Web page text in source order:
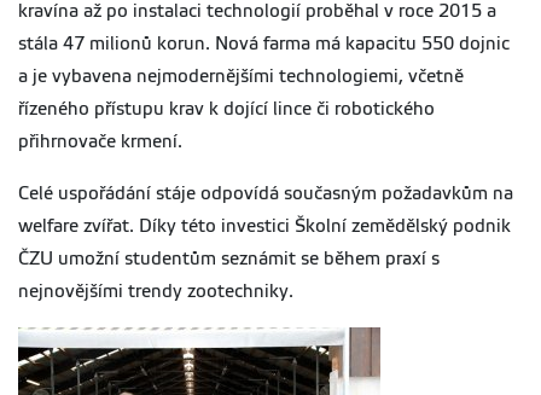
kravína až po instalaci technologií proběhal v roce 2015 a
stála 47 milionů korun. Nová farma má kapacitu 550 dojnic
a je vybavena nejmodernějšími technologiemi, včetně
řízeného přístupu krav k dojící lince či robotického
přihrnovače krmení.
Celé uspořádání stáje odpovídá současným požadavkům na
welfare zvířat. Díky této investici Školní zemědělský podnik
ČZU umožní studentům seznámit se během praxí s
nejnovějšími trendy zootechniky.